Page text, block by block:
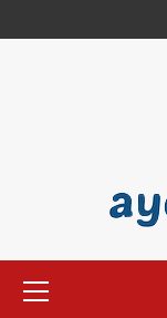
to
Menu